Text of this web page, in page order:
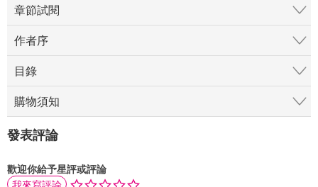
章節試閱
作者序
目錄
購物須知
發表評論
歡迎你給予星評或評論
我來寫評論